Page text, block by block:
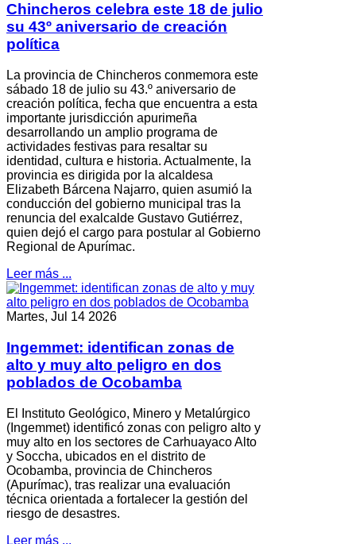
Chincheros celebra este 18 de julio
su 43º aniversario de creación
política
La provincia de Chincheros conmemora este
sábado 18 de julio su 43.º aniversario de
creación política, fecha que encuentra a esta
importante jurisdicción apurimeña
desarrollando un amplio programa de
actividades festivas para resaltar su
identidad, cultura e historia. Actualmente, la
provincia es dirigida por la alcaldesa
Elizabeth Bárcena Najarro, quien asumió la
conducción del gobierno municipal tras la
renuncia del exalcalde Gustavo Gutiérrez,
quien dejó el cargo para postular al Gobierno
Regional de Apurímac.
Leer más ...
Martes, Jul 14 2026
Ingemmet: identifican zonas de
alto y muy alto peligro en dos
poblados de Ocobamba
El Instituto Geológico, Minero y Metalúrgico
(Ingemmet) identificó zonas con peligro alto y
muy alto en los sectores de Carhuayaco Alto
y Soccha, ubicados en el distrito de
Ocobamba, provincia de Chincheros
(Apurímac), tras realizar una evaluación
técnica orientada a fortalecer la gestión del
riesgo de desastres.
Leer más ...